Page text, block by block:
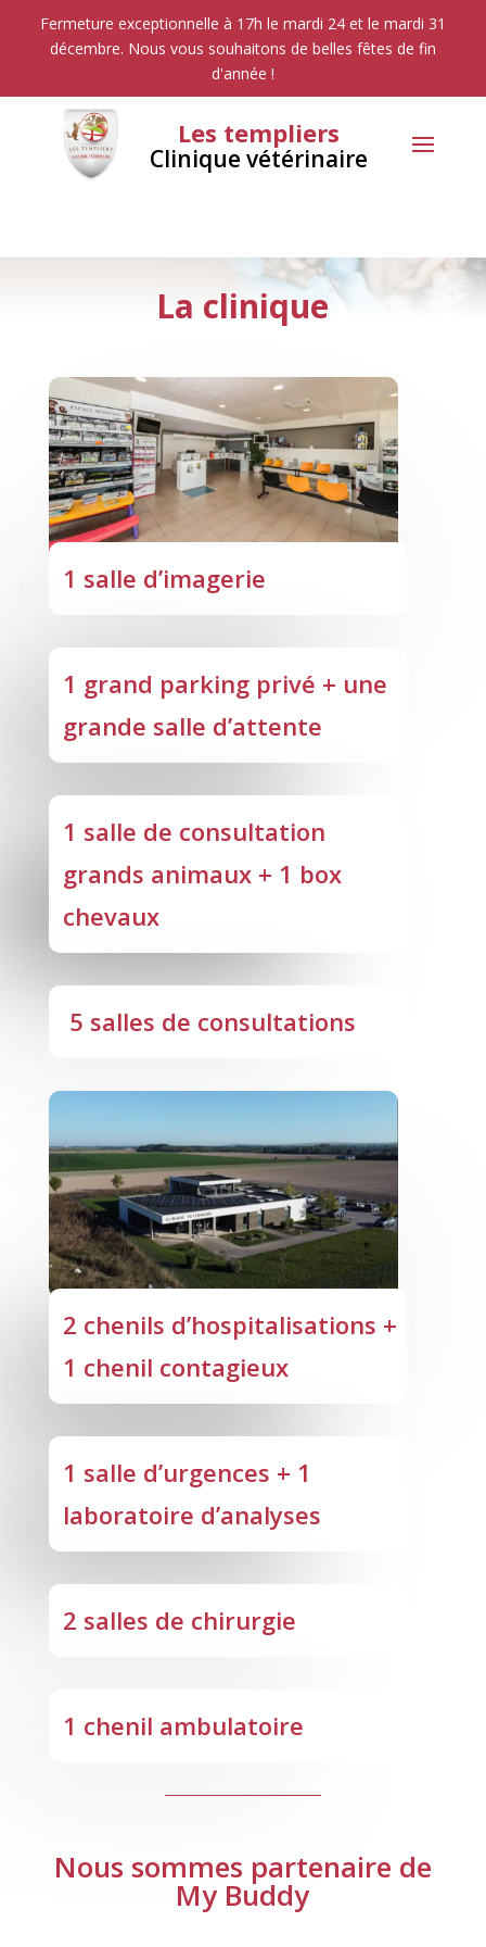
Fermeture exceptionnelle à 17h le mardi 24 et le mardi 31
décembre. Nous vous souhaitons de belles fêtes de fin
d'année !
Les templiers
Clinique vétérinaire
La clinique
1 salle d’imagerie
1 grand parking privé + une
grande salle d’attente
1 salle de consultation
grands animaux + 1 box
chevaux
5 salles de consultations
2 chenils d’hospitalisations +
1 chenil contagieux
1 salle d’urgences + 1
laboratoire d’analyses
2 salles de chirurgie
1 chenil ambulatoire
Nous sommes partenaire de
My Buddy